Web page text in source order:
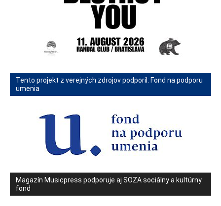
Tento projekt z verejných zdrojov podporil: Fond na podporu
umenia
Magazín Musicpress podporuje aj SOZA sociálny a kultúrny
fond